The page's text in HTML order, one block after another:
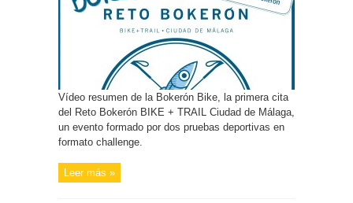
Vídeo resumen de la Bokerón Bike, la primera cita
del Reto Bokerón BIKE + TRAIL Ciudad de Málaga,
un evento formado por dos pruebas deportivas en
formato challenge.
Leer más »